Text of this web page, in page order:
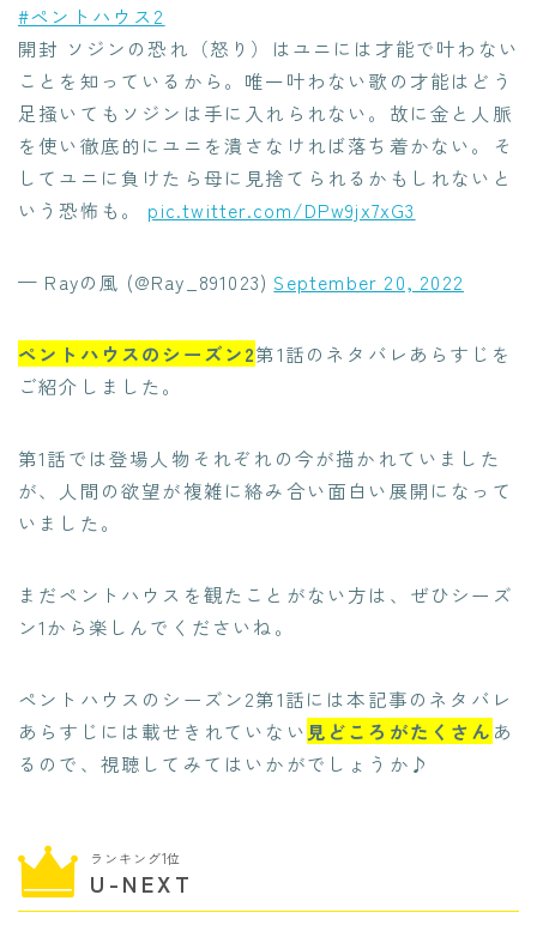
#ペントハウス2
開封 ソジンの恐れ（怒り）はユニには才能で叶わない
ことを知っているから。唯一叶わない歌の才能はどう
足掻いてもソジンは手に入れられない。故に金と人脈
を使い徹底的にユニを潰さなければ落ち着かない。そ
してユニに負けたら母に見捨てられるかもしれないと
いう恐怖も。 pic.twitter.com/DPw9jx7xG3
— Rayの風 (@Ray_891023)September 20, 2022
ペントハウスのシーズン2第1話のネタバレあらすじを
ご紹介しました。
第1話では登場人物それぞれの今が描かれていました
が、人間の欲望が複雑に絡み合い面白い展開になって
いました。
まだペントハウスを観たことがない方は、ぜひシーズ
ン1から楽しんでくださいね。
ペントハウスのシーズン2第1話には本記事のネタバレ
あらすじには載せきれていない 見どころがたくさん あ
るので、視聴してみてはいかがでしょうか♪
ランキング1位
U-NEXT